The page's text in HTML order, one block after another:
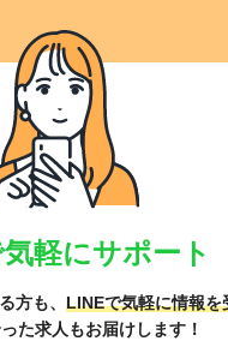
軽にサポート
方も、 LINEで気軽に情報を
た求人もお届けします！